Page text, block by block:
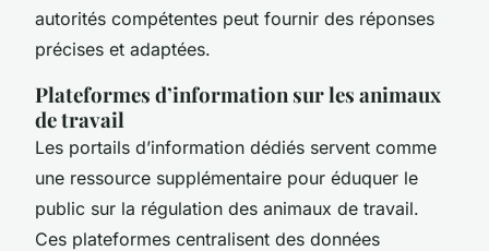
autorités compétentes peut fournir des réponses
précises et adaptées.
Plateformes d’information sur les animaux
de travail
Les portails d’information dédiés servent comme
une ressource supplémentaire pour éduquer le
public sur la régulation des animaux de travail.
Ces plateformes centralisent des données